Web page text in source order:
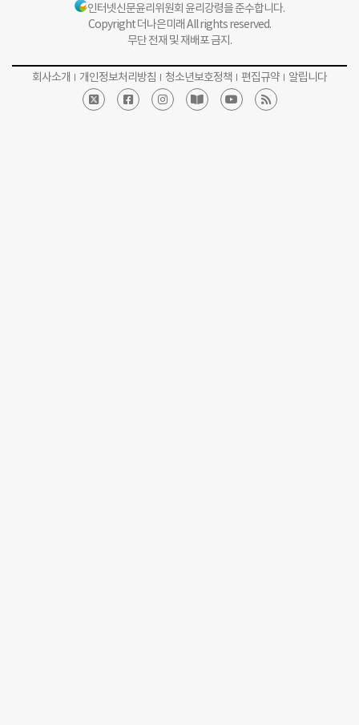
인터넷신문윤리위원회 윤리강령을 준수합니다.
Copyright 더나은미래 All rights reserved.
무단 전재 및 재배포 금지.
회사소개 개인정보처리방침 청소년보호정책 편집규약 알립니다